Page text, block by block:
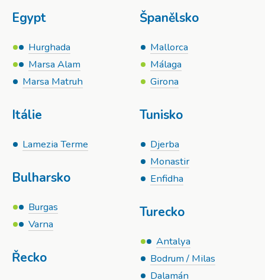
Egypt
Hurghada
Marsa Alam
Marsa Matruh
Itálie
Lamezia Terme
Bulharsko
Burgas
Varna
Řecko
Španělsko
Mallorca
Málaga
Girona
Tunisko
Djerba
Monastir
Enfidha
Turecko
Antalya
Bodrum / Milas
Dalamán